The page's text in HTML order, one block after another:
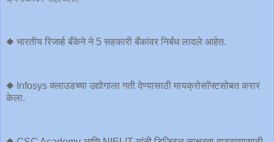
◆ भारतीय रिजर्व्ह बँकेने ने 5 सहकारी बँकांवर निर्बंध लादले आहेत.
◆ Infosys क्लाउडच्या उद्योगाला गती देण्यासाठी मायक्रोसॉफ्टसोबत करार
केला.